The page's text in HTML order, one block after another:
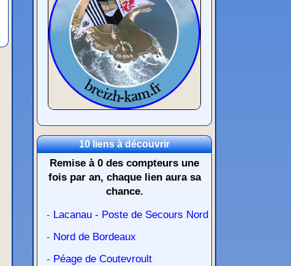
10 liens à découvrir
Remise à 0 des compteurs une
fois par an, chaque lien aura sa
chance.
- Lacanau - Poste de Secours Nord
- Nord de Bordeaux
- Péage de Coutevroult